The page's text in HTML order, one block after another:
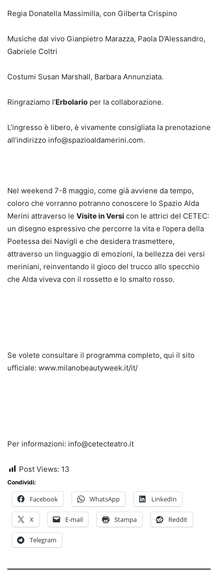
Regia Donatella Massimilla, con Gilberta Crispino
Musiche dal vivo Gianpietro Marazza, Paola D’Alessandro,
Gabriele Coltri
Costumi Susan Marshall, Barbara Annunziata.
Ringraziamo l’Erbolario per la collaborazione.
L’ingresso è libero, è vivamente consigliata la prenotazione
all’indirizzo info@spazioaldamerini.com.
Nel weekend 7-8 maggio, come già avviene da tempo,
coloro che vorranno potranno conoscere lo Spazio Alda
Merini attraverso le Visite in Versi con le attrici del CETEC:
un disegno espressivo che percorre la vita e l’opera della
Poetessa dei Navigli e che desidera trasmettere,
attraverso un linguaggio di emozioni, la bellezza dei versi
meriniani, reinventando il gioco del trucco allo specchio
che Alda viveva con il rossetto e lo smalto rosso.
Se volete consultare il programma completo, qui il sito
ufficiale: www.milanobeautyweek.it/it/
Per informazioni: info@cetecteatro.it
Post Views: 13
Condividi:
Facebook WhatsApp LinkedIn
X E-mail Stampa Reddit
Telegram